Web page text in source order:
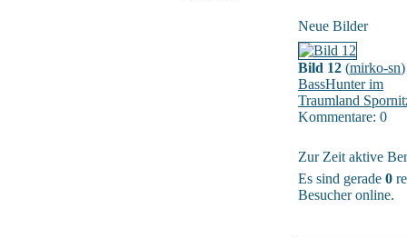
Neue Bilder
Bild 12 (mirko-sn)
BassHunter im
Traumland
Kommentare: 0
Zur Zeit aktive
Es sind gerade 0
Besucher online.